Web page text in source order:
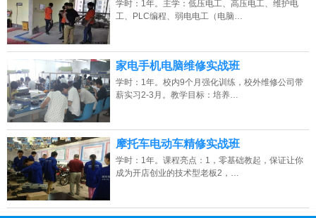
学时：1年。主学：低压电工、高压电工、维护电
工、PLC编程、弱电电工（电脑…
家电手机电脑维修实战班
学时：1年。校内9个月强化训练，校外维修公司带
薪实习2-3月。教学目标：培养…
摩托车电动车精修实战班
学时：1年。课程亮点：1，零基础教起，保证让你
成为开店创业的技术型老板2，…